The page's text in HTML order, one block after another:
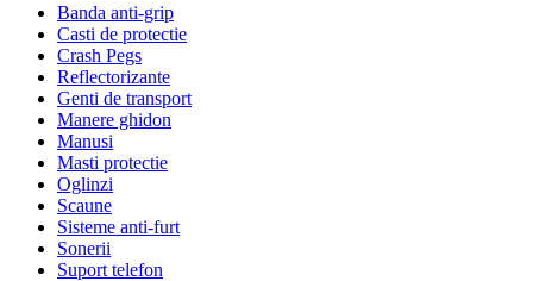
Banda anti-grip
Casti de protectie
Crash Pegs
Reflectorizante
Genti de transport
Manere ghidon
Manusi
Masti protectie
Oglinzi
Scaune
Sisteme anti-furt
Sonerii
Suport telefon